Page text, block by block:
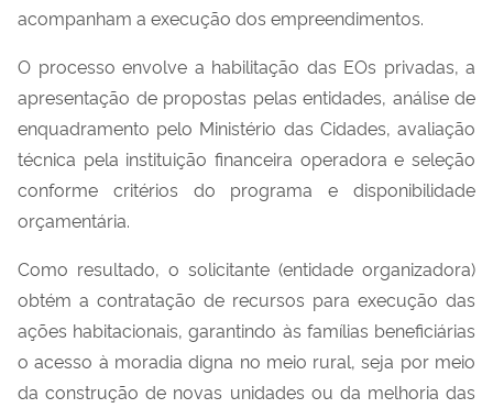
acompanham a execução dos empreendimentos.
O processo envolve a habilitação das EOs privadas, a
apresentação de propostas pelas entidades, análise de
enquadramento pelo Ministério das Cidades, avaliação
técnica pela instituição financeira operadora e seleção
conforme critérios do programa e disponibilidade
orçamentária.
Como resultado, o solicitante (entidade organizadora)
obtém a contratação de recursos para execução das
ações habitacionais, garantindo às famílias beneficiárias
o acesso à moradia digna no meio rural, seja por meio
da construção de novas unidades ou da melhoria das